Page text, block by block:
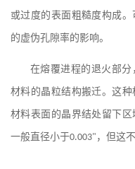
或过度的表面粗糙度构成
的虚伪孔隙率的影响。
在熔覆进程的退火部分
材料 的晶粒结构搬迁。这
材料表面的晶界结处留下区
一般直径小于0.003" ，但这